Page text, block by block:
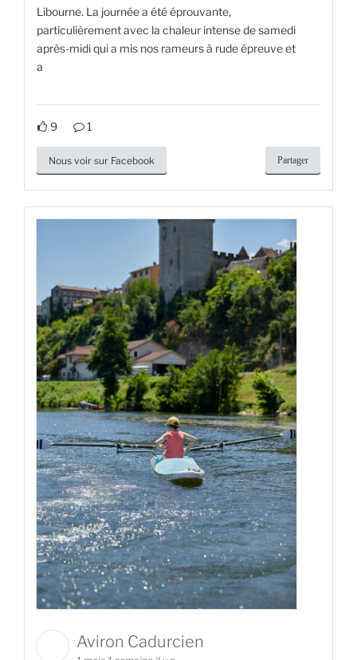
Libourne. La journée a été éprouvante,
particulièrement avec la chaleur intense de samedi
après-midi qui a mis nos rameurs à rude épreuve et
a
9 1
Nous voir sur Facebook Partager
Aviron Cadurcien